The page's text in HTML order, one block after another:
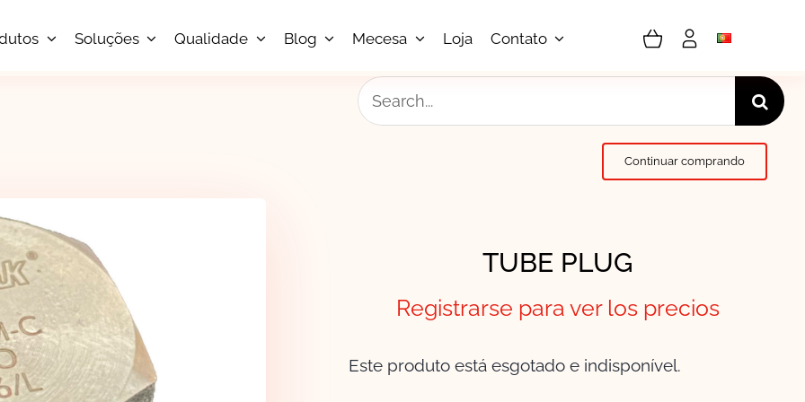
Soluções Qualidade Blog Mecesa Loja Contato
Search
for:
Continuar comprando
TUBE PLUG
Registrarse para ver los precios
Este produto está esgotado e indisponível.